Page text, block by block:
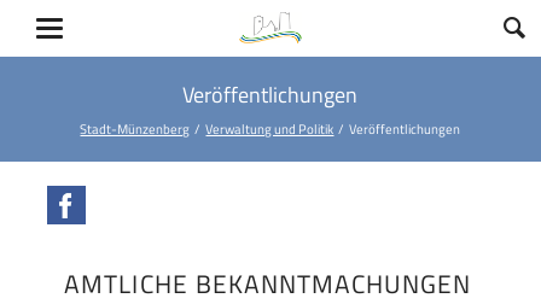
Veröffentlichungen
Stadt-Münzenberg Verwaltung und Politik Veröffentlichungen
AMTLICHE BEKANNTMACHUNGEN